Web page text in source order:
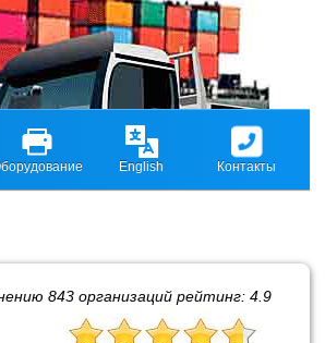
English Контакты
843 организаций рейтинг: 4.9